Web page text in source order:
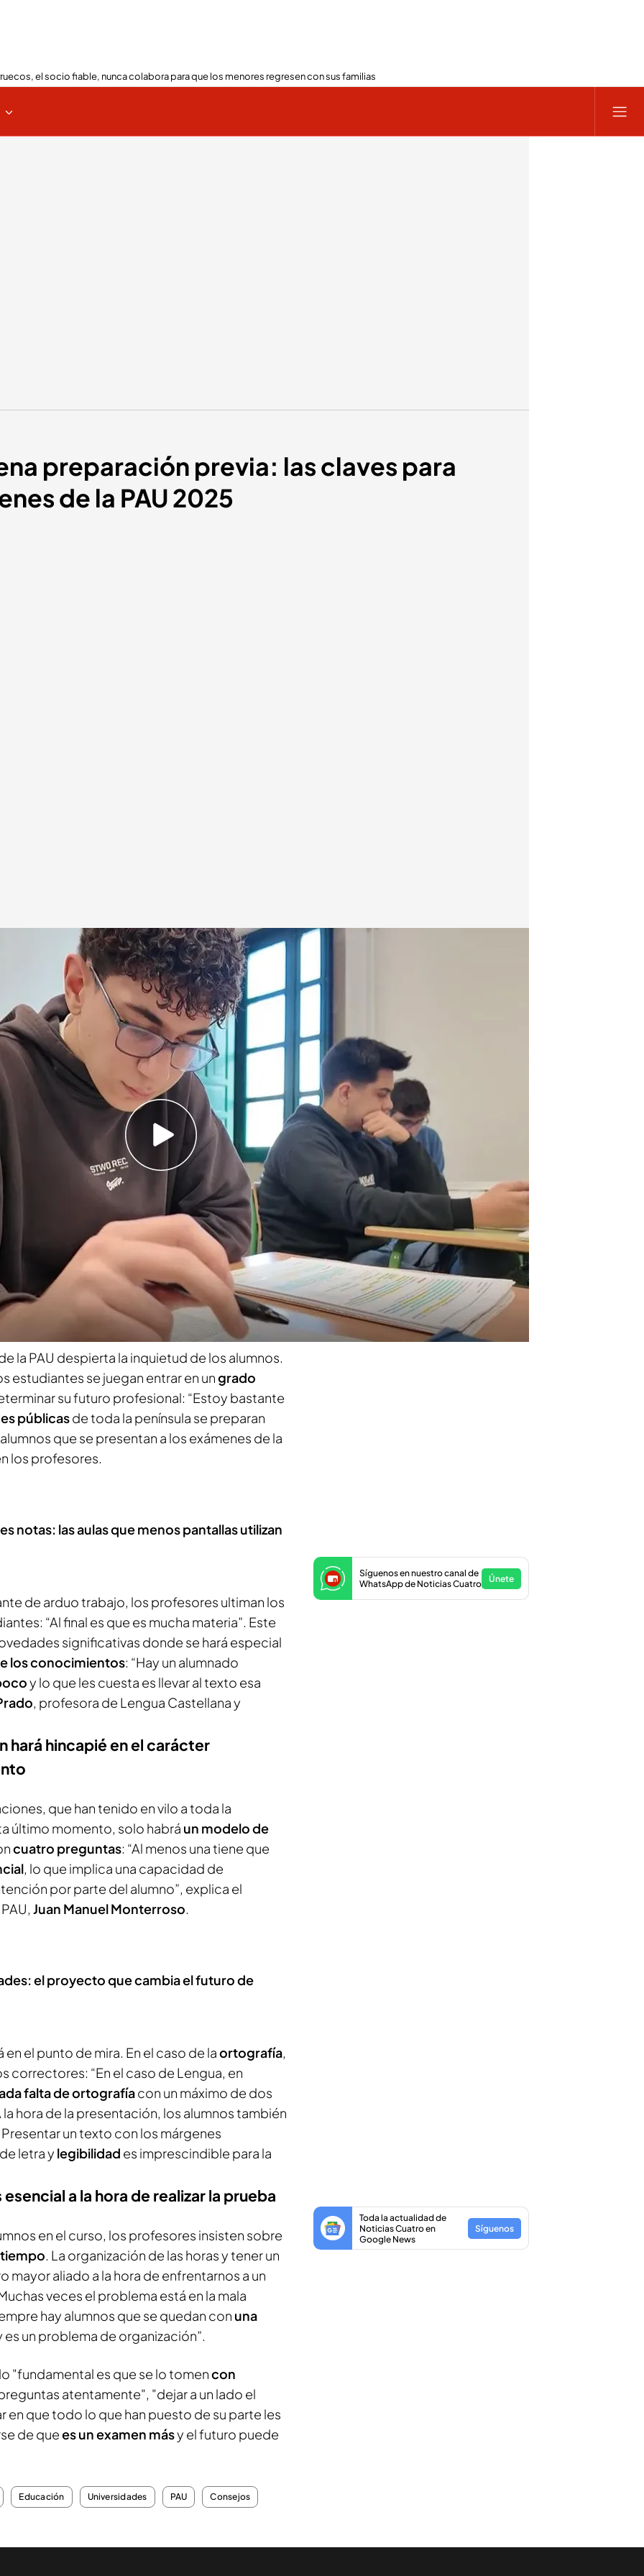
el socio fiable, nunca colabora para que los menores regresen con sus familias
preparación previa: las claves para
de la PAU 2025
IMAGEN: Aurelio Murga / Samu Cerdeira
en una buena distribución de tiempo y
de cara a la PAU
lectora y el carácter competencial
examen
dar comienzo a laselectividad, los alumnos
dando los últimos repasos a la
Laura Queijeiro Alfonso NúñezyJosé
nervios a flor de piel, los errores son mucho
crucial tener en cuenta varios puntos antes
la PAU despierta la inquietud de los alumnos.
estudiantes se juegan entrar en ungrado
su futuro profesional: “Estoy bastante
públicasde toda la península se preparan
que se presentan a los exámenes de la
los profesores.
notas: las aulas que menos pantallas utilizan
de arduo trabajo, los profesores ultiman los
“Al final es que es mucha materia”. Este
significativas donde se hará especial
los conocimientos: “Hay un alumnado
y lo que les cuesta es llevar al texto esa
, profesora de Lengua Castellana y
hará hincapié en el carácter
que han tenido en vilo a toda la
último momento, solo habrá un modelo de
cuatro preguntas: “Al menos una tiene que
, lo que implica una capacidad de
por parte del alumno”, explica el
Juan Manuel Monterroso.
el proyecto que cambia el futuro de
el punto de mira. En el caso de laortografía,
correctores: “En el caso de Lengua, en
falta de ortografíacon un máximo de dos
hora de la presentación, los alumnos también
un texto con los márgenes
letra y legibilidad es imprescindible para la
Síguenos en nuestro canal de
WhatsApp de Noticias Cuatro
Únete
a la hora de realizar la prueba
en el curso, los profesores insisten sobre
. La organización de las horas y tener un
mayor aliado a la hora de enfrentarnos a un
veces el problema está en la mala
hay alumnos que se quedan con una
es un problema de organización”.
Toda la actualidad de
Noticias Cuatro en
Google News
Síguenos
"fundamental es que se lo tomencon
atentamente", "dejar a un lado el
en que todo lo que han puesto de su parte les
de quees un examen másy el futuro puede
Educación Universidades PAU Consejos